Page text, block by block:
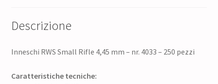
Descrizione
Inneschi RWS Small Rifle 4,45 mm – nr. 4033 – 250 pezzi
Caratteristiche tecniche: